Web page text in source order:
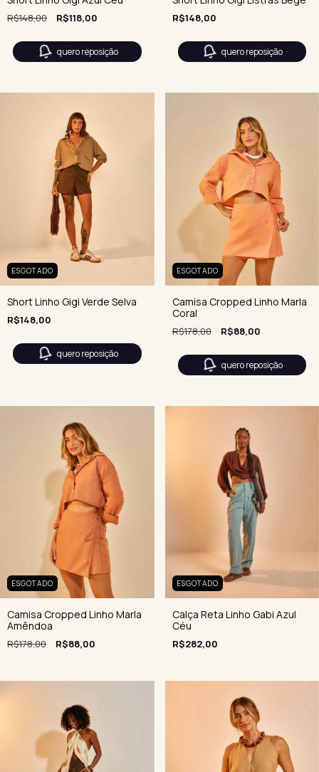
R$148,00 R$118,00
quero reposição
R$148,00
quero reposição
ESGOTADO
Short Linho Gigi Verde Selva
R$148,00
quero reposição
ESGOTADO
Camisa Cropped Linho Marla
Coral
R$178,00 R$88,00
quero reposição
ESGOTADO
Camisa Cropped Linho Marla
Amêndoa
R$178,00 R$88,00
ESGOTADO
Calça Reta Linho Gabi Azul
Céu
R$282,00